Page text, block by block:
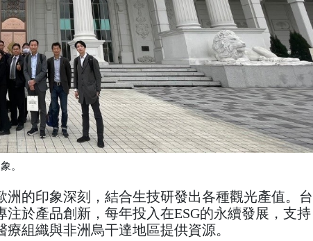
。
的印象深刻，結合生技研發出各種觀光產值。台
於產品創新，每年投入在ESG的永續發展，支持
組織與非洲烏干達地區提供資源。